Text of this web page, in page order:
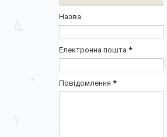
Назва
Електронна пошта *
Повідомлення *